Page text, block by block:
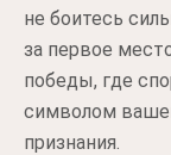
не боитесь
за первое
победы, где
символом
признания.